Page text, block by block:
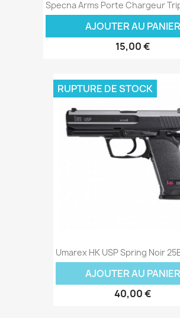
Specna Arms Porte Chargeur
AJOUTER AU PANIER
15,00 €
Umarex HK USP Spring Noir
AJOUTER AU PANIER
40,00 €
RUPTURE DE STOCK